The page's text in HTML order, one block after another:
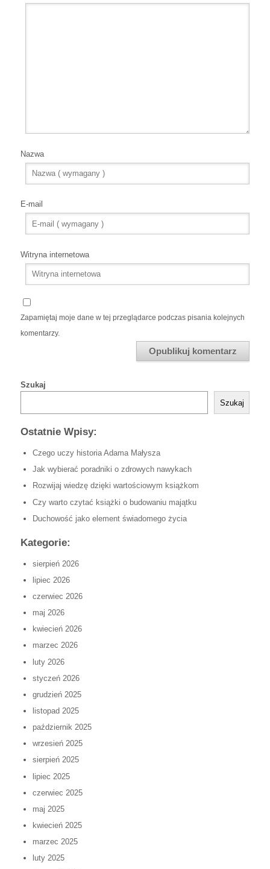
Nazwa
E-mail
Witryna internetowa
Zapamiętaj moje dane w tej przeglądarce podczas pisania kolejnych
komentarzy.
Szukaj
Szukaj
Ostatnie Wpisy:
Czego uczy historia Adama Małysza
Jak wybierać poradniki o zdrowych nawykach
Rozwijaj wiedzę dzięki wartościowym książkom
Czy warto czytać książki o budowaniu majątku
Duchowość jako element świadomego życia
Kategorie:
sierpień 2026
lipiec 2026
czerwiec 2026
maj 2026
kwiecień 2026
marzec 2026
luty 2026
styczeń 2026
grudzień 2025
listopad 2025
październik 2025
wrzesień 2025
sierpień 2025
lipiec 2025
czerwiec 2025
maj 2025
kwiecień 2025
marzec 2025
luty 2025